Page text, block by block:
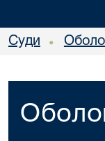
Суди •